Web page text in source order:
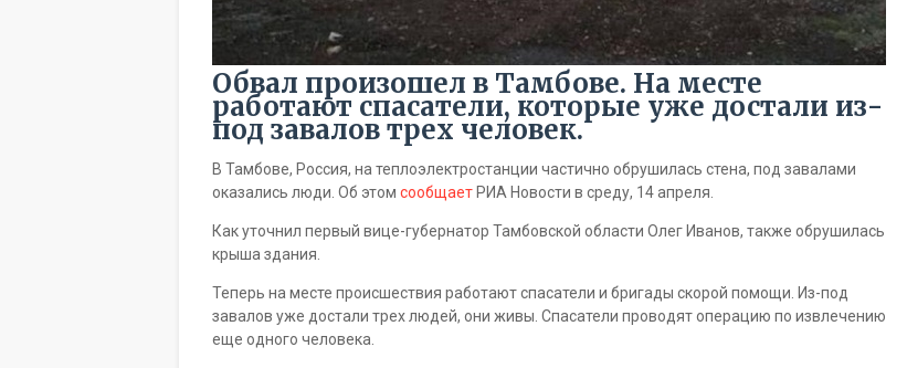
Обвал произошел в Тамбове. На месте
работают спасатели, которые уже достали из-
под завалов трех человек.
В Тамбове, Россия, на теплоэлектростанции частично обрушилась стена, под завалами
оказались люди. Об этом сообщает РИА Новости в среду, 14 апреля.
Как уточнил первый вице-губернатор Тамбовской области Олег Иванов, также обрушилась
крыша здания.
Теперь на месте происшествия работают спасатели и бригады скорой помощи. Из-под
завалов уже достали трех людей, они живы. Спасатели проводят операцию по извлечению
еще одного человека.